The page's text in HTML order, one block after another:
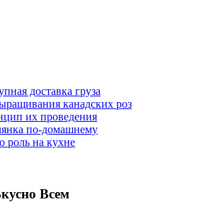
доставка груза
канадских роз
их проведения
по-домашнему
роль на кухне
Всем